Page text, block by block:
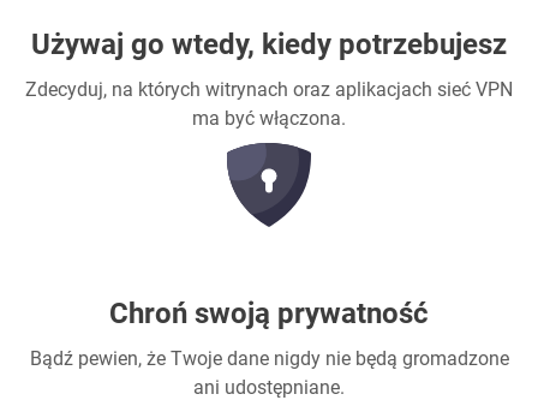
Używaj go wtedy, kiedy potrzebujesz
Zdecyduj, na których witrynach oraz aplikacjach sieć VPN
ma być włączona.
Chroń swoją prywatność
Bądź pewien, że Twoje dane nigdy nie będą gromadzone
ani udostępniane.